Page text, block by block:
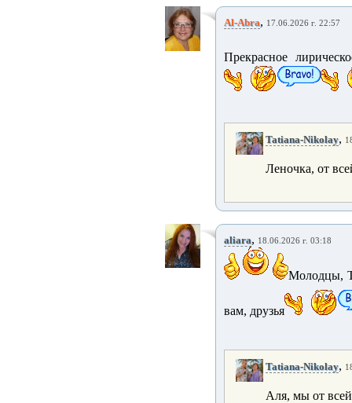
Al-Abra, 17.06.2026 г. 22:57
Прекрасное
Tatiana-Nikolay,
Леночка, от
aliara, 18.06.2026 г. 03:18
Молодцы,
вам, друзья
Tatiana-Nikolay,
Аля, мы от